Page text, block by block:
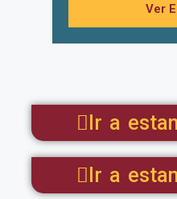
Ver
Ir a
Ir a